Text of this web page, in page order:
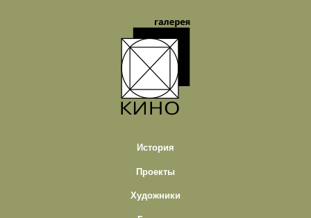
История
Проекты
Художники